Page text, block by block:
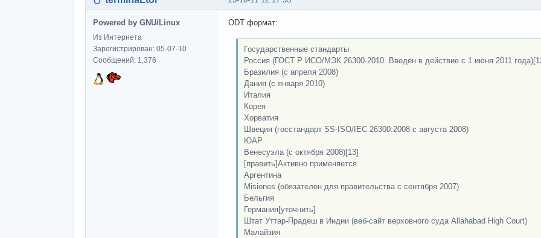
Powered by GNU/Linux
Из Интернета
Зарегистрирован: 05-07-10
Сообщений: 1,376
ODT формат:
Государственные стандарты
Россия (ГОСТ Р ИСО/МЭК 26300-2010. Введён в действие с 1 июня 2011
Бразилия (с апреля 2008)
Дания (с января 2010)
Италия
Корея
Хорватия
Швеция (госстандарт SS-ISO/IEC 26300:2008 с августа 2008)
ЮАР
Венесуэла (с октября 2008)[13]
[править]Активно применяется
Аргентина
Misiones (обязателен для правительства с сентября 2007)
Бельгия
Германия[уточнить]
Штат Уттар-Прадеш в Индии (веб-сайт верховного суда Allahabad High Court)
Малайзия